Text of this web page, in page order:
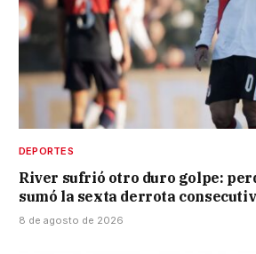
DEPORTES
River sufrió otro duro golpe:
sumó la sexta derrota
8 de agosto de 2026